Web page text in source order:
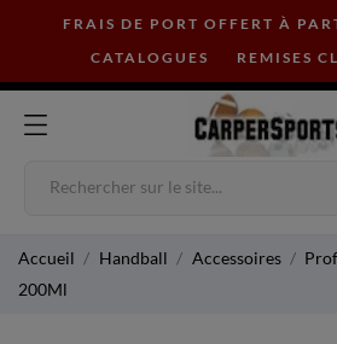
FRAIS DE PORT OFFERT À
CATALOGUES
REMISES
Accueil Handball Accessoires
200Ml